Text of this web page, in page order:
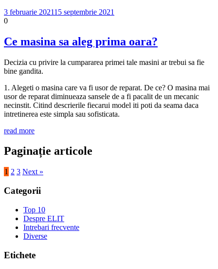
3 februarie 202115 septembrie 2021
0
Ce masina sa aleg prima oara?
Decizia cu privire la cumpararea primei tale masini ar trebui sa fie
bine gandita.
1. Alegeti o masina care va fi usor de reparat. De ce? O masina mai
usor de reparat diminueaza sansele de a fi pacalit de un mecanic
necinstit. Citind descrierile fiecarui model iti poti da seama daca
intretinerea este simpla sau sofisticata.
read more
Paginație articole
1 2 3 Next »
Categorii
Top 10
Despre ELIT
Intrebari frecvente
Diverse
Etichete